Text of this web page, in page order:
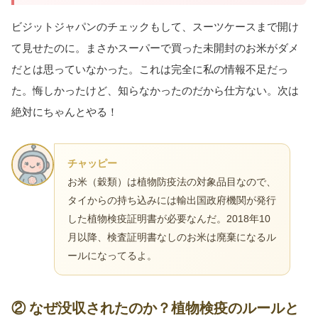
ビジットジャパンのチェックもして、スーツケースまで開け
て見せたのに。まさかスーパーで買った未開封のお米がダメ
だとは思っていなかった。これは完全に私の情報不足だっ
た。悔しかったけど、知らなかったのだから仕方ない。次は
絶対にちゃんとやる！
チャッピー
お米（穀類）は植物防疫法の対象品目なので、
タイからの持ち込みには輸出国政府機関が発行
した植物検疫証明書が必要なんだ。2018年10
月以降、検査証明書なしのお米は廃棄になるル
ールになってるよ。
② なぜ没収されたのか？植物検疫のルールと